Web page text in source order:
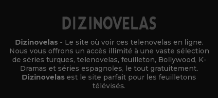
Dizinovelas - Le site où voir ces telenovelas en ligne.
Nous vous offrons un accès illimité à une vaste sélection
de séries turques, telenovelas, feuilleton, Bollywood, K-
Dramas et séries espagnoles, le tout gratuitement.
Dizinovelas est le site parfait pour les feuilletons
télévisés.